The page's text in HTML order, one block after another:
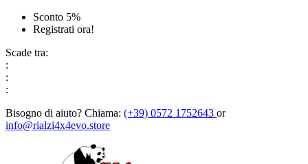
Sconto 5%
Registrati ora!
Scade tra:
:
:
:
Bisogno di aiuto? Chiama: (+39) 0572 1752643 or
info@rialzi4x4evo.store